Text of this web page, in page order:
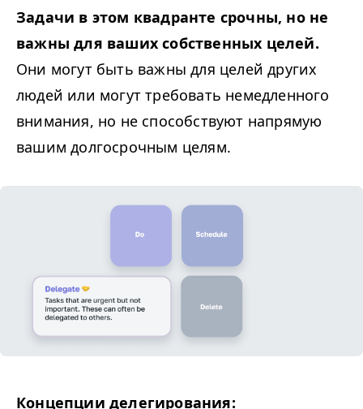
Задачи в этом квадранте срочны, но не
важны для ваших собственных целей.
Они могут быть важны для целей других
людей или могут требовать немедленного
внимания, но не способствуют напрямую
вашим долгосрочным целям.
Концепции делегирования: